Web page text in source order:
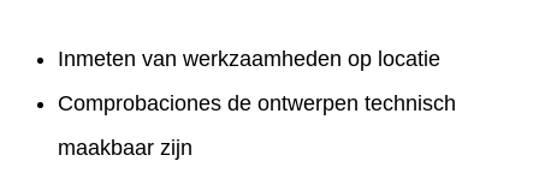
Inmeten van werkzaamheden op locatie
Comprobaciones de ontwerpen technisch
maakbaar zijn